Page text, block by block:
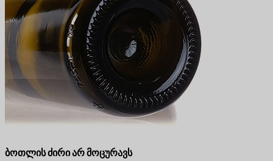
ბოთლის ძირი არ მოცურავს